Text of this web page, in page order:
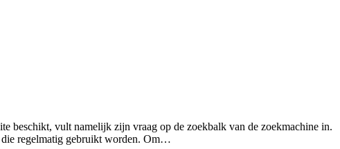
beschikt, vult namelijk zijn vraag op de zoekbalk van de zoekmachine in.
die regelmatig gebruikt worden. Om…